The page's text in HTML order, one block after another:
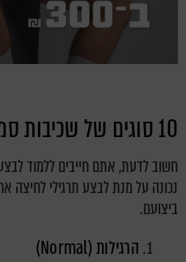
10 סוגים של שכיבות סמיכה שלא הכרת
חשוב לדעת, אתם חייבים ללמוד
נכונה על מנת לבצע תרגילי לחיצה
ביצועם.
הרגילות (Normal)